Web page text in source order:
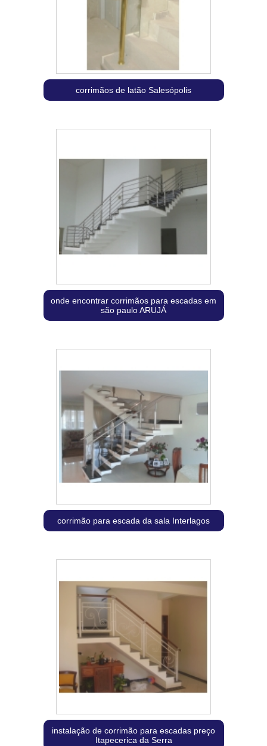
corrimãos de latão Salesópolis
onde encontrar corrimãos para escadas em
são paulo ARUJÁ
corrimão para escada da sala Interlagos
instalação de corrimão para escadas preço
Itapecerica da Serra